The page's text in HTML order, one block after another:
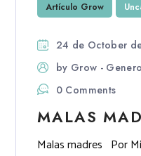
Artículo Grow
24 de October
by Grow -
0 Comments
MALAS
Malas madres Por